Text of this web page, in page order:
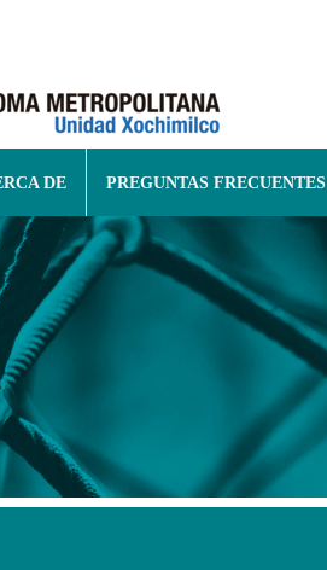
DE PREGUNTAS FRECUENTES